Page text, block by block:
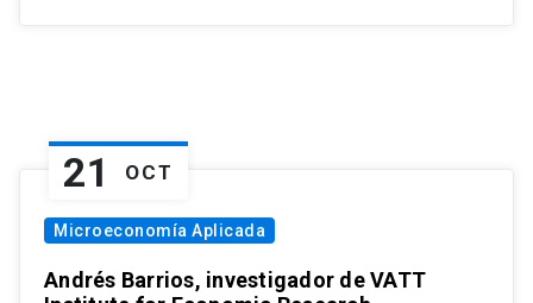
21 OCT
Microeconomía Aplicada
Andrés Barrios, investigador de VATT